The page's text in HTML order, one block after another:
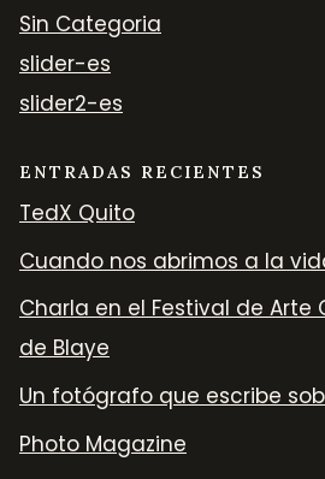
Sin Categoria
slider-es
slider2-es
ENTRADAS RECIENTES
TedX Quito
Cuando nos abrimos a la
Charla en el Festival de
de Blaye
Un fotógrafo que escribe
Photo Magazine